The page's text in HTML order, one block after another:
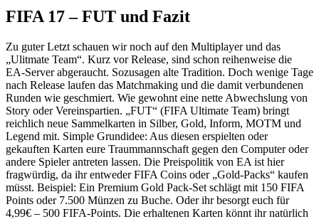
FIFA 17 – FUT und Fazit
Zu guter Letzt schauen wir noch auf den Multiplayer und das
„Ulitmate Team“. Kurz vor Release, sind schon reihenweise die
EA-Server abgeraucht. Sozusagen alte Tradition. Doch wenige Tage
nach Release laufen das Matchmaking und die damit verbundenen
Runden wie geschmiert. Wie gewohnt eine nette Abwechslung von
Story oder Vereinspartien. „FUT“ (FIFA Ultimate Team) bringt
reichlich neue Sammelkarten in Silber, Gold, Inform, MOTM und
Legend mit. Simple Grundidee: Aus diesen erspielten oder
gekauften Karten eure Traummannschaft gegen den Computer oder
andere Spieler antreten lassen. Die Preispolitik von EA ist hier
fragwürdig, da ihr entweder FIFA Coins oder „Gold-Packs“ kaufen
müsst. Beispiel: Ein Premium Gold Pack-Set schlägt mit 150 FIFA
Points oder 7.500 Münzen zu Buche. Oder ihr besorgt euch für
4,99€ – 500 FIFA-Points. Die erhaltenen Karten könnt ihr natürlich